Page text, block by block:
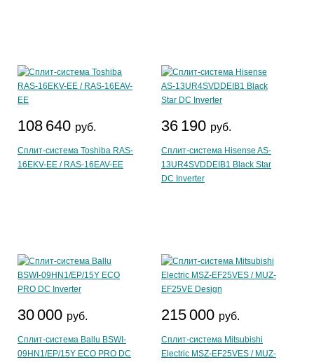
108 640 руб.
Сплит-система Toshiba RAS-
16EKV-EE / RAS-16EAV-EE
36 190 руб.
Сплит-система Hisense AS-
13UR4SVDDEIB1 Black Star
DC Inverter
30 000 руб.
Сплит-система Ballu BSWI-
09HN1/EP/15Y ECO PRO DC
215 000 руб.
Сплит-система Mitsubishi
Electric MSZ-EF25VES / MUZ-